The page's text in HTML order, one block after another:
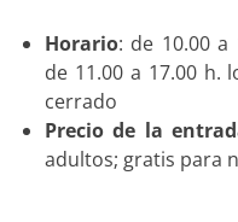
Horario: de 10.00 a
de 11.00 a 17.00 h.
cerrado
Precio de la
adultos; gratis para